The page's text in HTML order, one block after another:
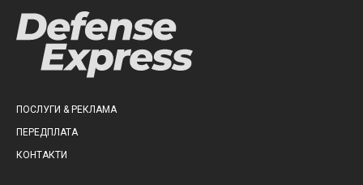
ПОСЛУГИ & РЕКЛАМА
ПЕРЕДПЛАТА
КОНТАКТИ